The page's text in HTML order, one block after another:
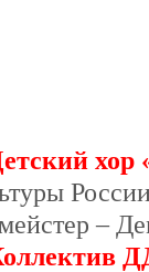
–